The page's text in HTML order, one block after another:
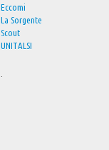
Eccomi
La Sorgente
Scout
UNITALSI